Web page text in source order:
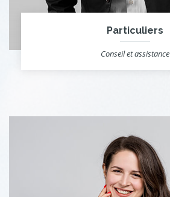
Particuliers
Conseil et assistance